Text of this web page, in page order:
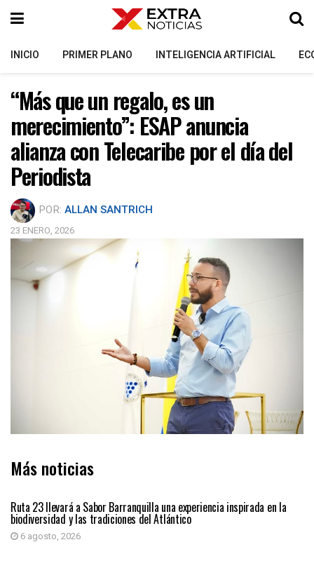
INICIO PRIMER PLANO INTELIGENCIA ARTIFICIAL
“Más que un regalo, es un
merecimiento”: ESAP anuncia
alianza con Telecaribe por el día del
Periodista
POR: ALLAN SANTRICH
23 ENERO, 2026
Más noticias
Ruta 23 llevará a Sabor Barranquilla una experiencia inspirada en la
biodiversidad y las tradiciones del Atlántico
6 agosto, 2026
ATLÁNTICO